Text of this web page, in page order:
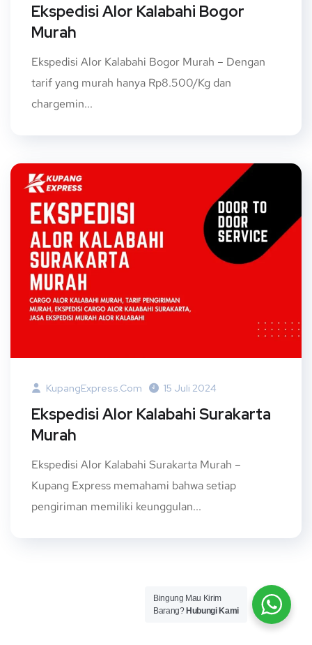
Ekspedisi Alor Kalabahi Bogor
Murah
Ekspedisi Alor Kalabahi Bogor Murah – Dengan
tarif yang murah hanya Rp8.500/Kg dan
chargemin...
KupangExpress.com 15 Juli 2024
Ekspedisi Alor Kalabahi Surakarta
Murah
Ekspedisi Alor Kalabahi Surakarta Murah –
Kupang Express memahami bahwa setiap
pengiriman memiliki keunggulan...
Bingung Mau Kirim
Barang? Hubungi Kami